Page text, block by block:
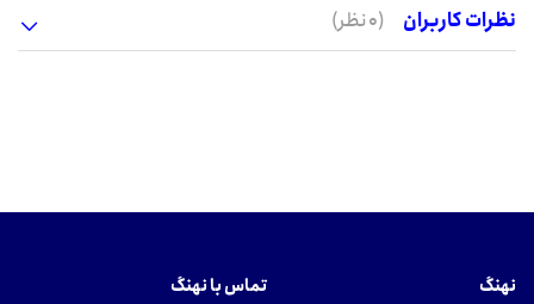
نظرات کاربران (0 نظر)
نهنگ تماس با نهنگ